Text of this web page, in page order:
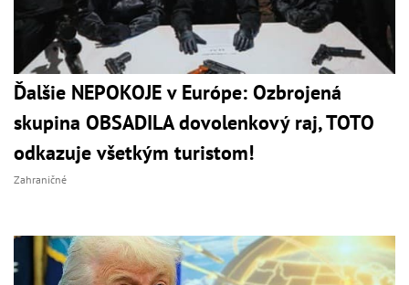
Ďalšie NEPOKOJE v Európe: Ozbrojená
skupina OBSADILA dovolenkový raj, TOTO
odkazuje všetkým turistom!
Zahraničné